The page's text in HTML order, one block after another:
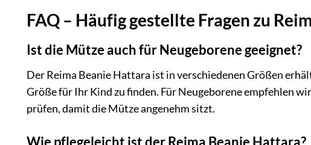
FAQ – Häufig gestellte Fragen zu
Ist die Mütze auch für Neugeborene geeignet?
Der Reima Beanie Hattara ist in verschiedenen Größen
Größe für Ihr Kind zu finden. Für Neugeborene empfehlen
prüfen, damit die Mütze angenehm sitzt.